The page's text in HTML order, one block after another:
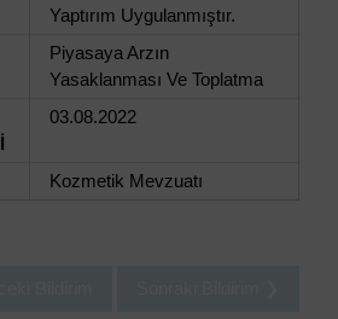
Yaptırım Uygulanmıştır.
Piyasaya Arzın
Yasaklanması Ve Toplatma
03.08.2022
Kozmetik Mevzuatı